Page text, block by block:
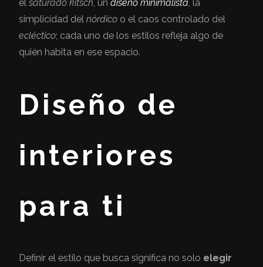
el saturado kitsch, un diseño minimalista, la
simplicidad del nórdico o el caos controlado del
ecléctico; cada uno de los estilos refleja algo de
quién habita en ese espacio.
Diseño de
interiores
para ti
Definir el estilo que busca significa no solo elegir